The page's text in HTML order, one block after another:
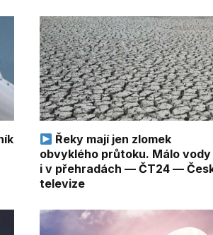
Řeky mají jen zlomek
obvyklého průtoku. Málo vody
i v přehradách — ČT24 —
televize